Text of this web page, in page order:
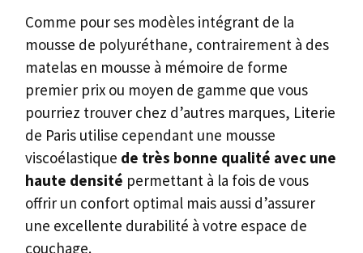
Comme pour ses modèles intégrant de la
mousse de polyuréthane, contrairement à des
matelas en mousse à mémoire de forme
premier prix ou moyen de gamme que vous
pourriez trouver chez d’autres marques, Literie
de Paris utilise cependant une mousse
viscoélastique de très bonne qualité avec une
haute densité permettant à la fois de vous
offrir un confort optimal mais aussi d’assurer
une excellente durabilité à votre espace de
couchage.